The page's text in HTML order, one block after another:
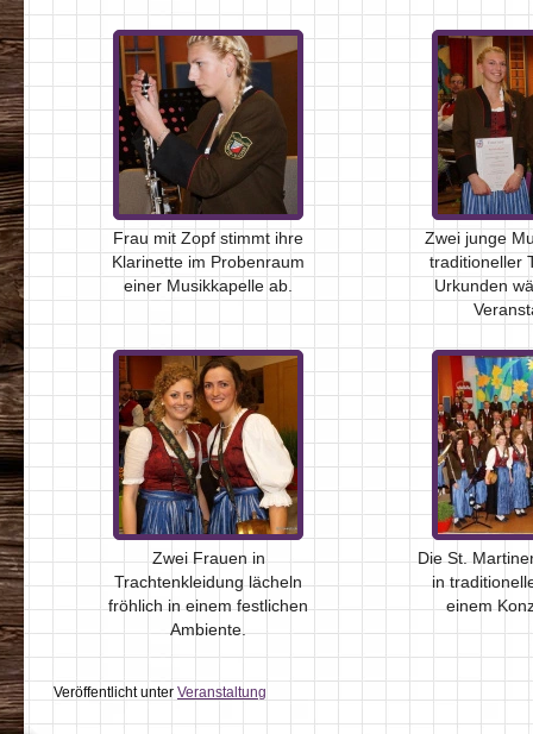
Frau mit Zopf stimmt ihre
Klarinette im Probenraum
einer Musikkapelle ab.
Zwei junge
traditioneller
Urkunden
Zwei Frauen in
Trachtenkleidung lächeln
fröhlich in einem festlichen
Ambiente.
Die St.
in
einem
Veröffentlicht unter Veranstaltung